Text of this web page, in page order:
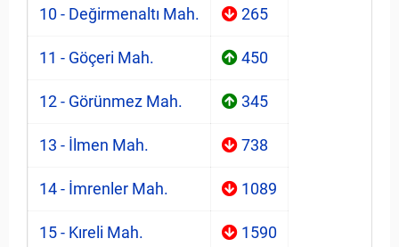
10 - Değirmenaltı Mah. 265
11 - Göçeri Mah. 450
12 - Görünmez Mah. 345
13 - İlmen Mah. 738
14 - İmrenler Mah. 1089
15 - Kıreli Mah. 1590